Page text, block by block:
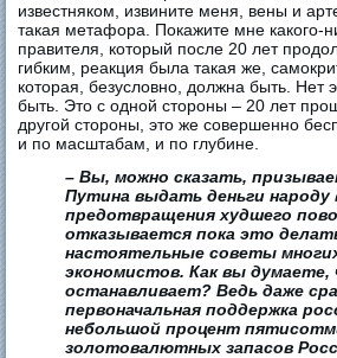
известняком, извините меня, вены и
такая метафора. Покажите мне какого-
правителя, который после 20 лет
гибким, реакция была такая же,
которая, безусловно, должна быть. Нет
быть. Это с одной стороны – 20 лет
другой стороны, это же совершенно
и по масштабам, и по глубине.
– Вы, можно сказать,
Путина выдать деньги народу
предотвращения худшего
отказывается пока это
настоятельные советы
экономистов. Как вы думаете,
останавливает? Ведь даже
первоначальная поддержка
небольшой процент
золотовалютных запасов